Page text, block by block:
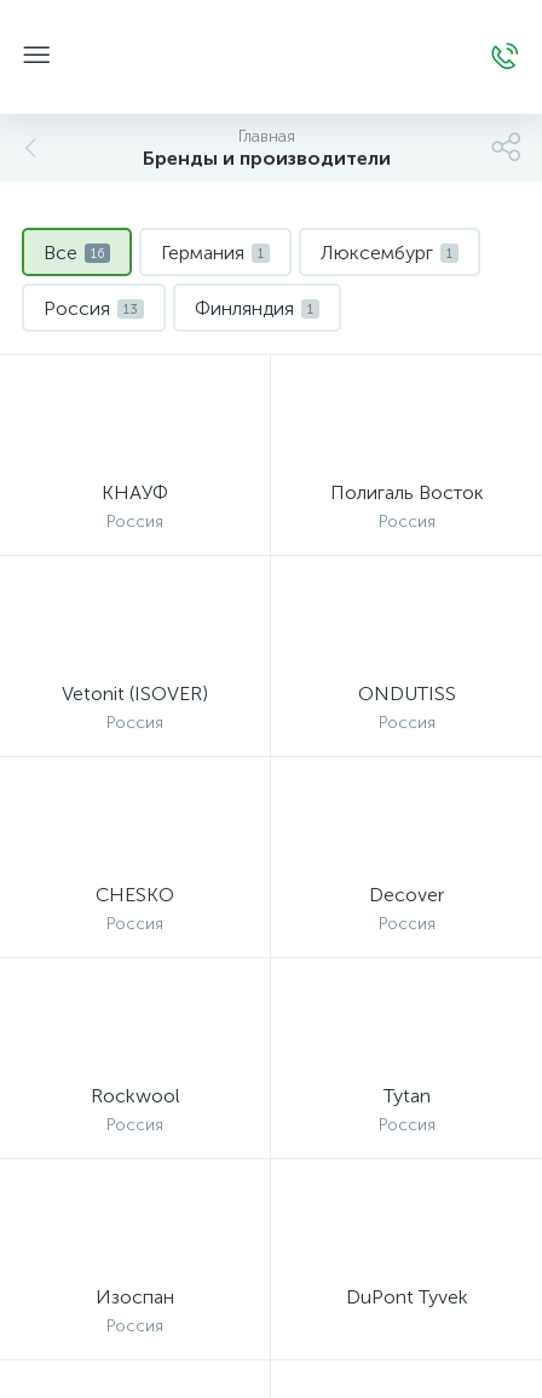
Главная
Бренды и производители
Все 16 Германия 1 Люксембург 1
Россия 13 Финляндия 1
КНАУФ
Россия
Полигаль Восток
Россия
Vetonit (ISOVER)
Россия
ONDUTISS
Россия
CHESKO
Россия
Decover
Россия
Rockwool
Россия
Tytan
Россия
Изоспан
Россия
DuPont Tyvek